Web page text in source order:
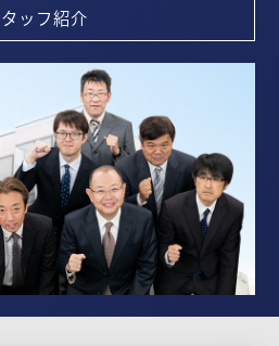
ッフ紹介